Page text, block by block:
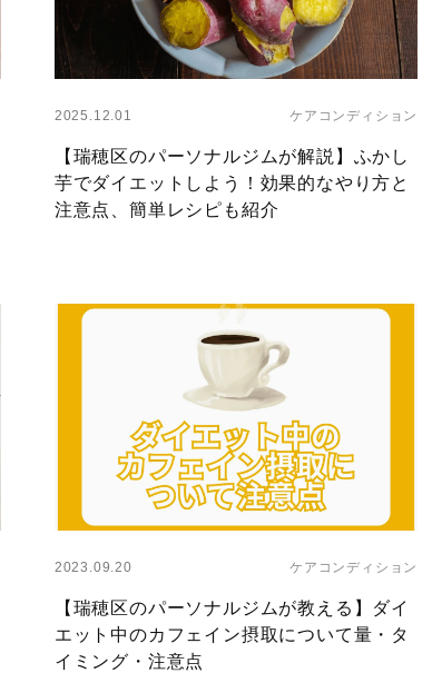
Layer
2025.12.01 ケアコンディション
【瑞穂区のパーソナルジムが解説】ふかし
芋でダイエットしよう！効果的なやり方と
注意点、簡単レシピも紹介
Layer
2023.09.20 ケアコンディション
【瑞穂区のパーソナルジムが教える】ダイ
エット中のカフェイン摂取について量・タ
イミング・注意点